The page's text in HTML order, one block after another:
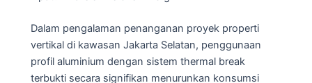
Dalam pengalaman penanganan proyek properti
vertikal di kawasan Jakarta Selatan, penggunaan
profil aluminium dengan sistem thermal break
terbukti secara signifikan menurunkan konsumsi